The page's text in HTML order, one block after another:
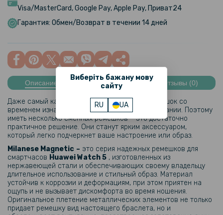
Виберіть бажану мову
сайту
RU UA
152 грн
179 грн
42mm
Visa/MasterCard, Google Pay, Apple Pay, Приват24
Гарантия: Обмен/Возврат в течении 14 дней
Описание Характеристики Отзывы (0)
Даже самый качественный оригинальный ремешок со
временем изнашивается при частом использовании. Поэтому
иметь несколько сменных ремешков – это достаточно
практичное решение. Они станут ярким аксессуаром,
который легко подчеркнет ваше настроение или образ.
Milanese Magnetic – это серия надежных ремешков для
смартчасов Huawei Watch 5 , изготовленных из
нержавеющей стали и обеспечивающих своему владельцу
длительное использование и стильный образ. Материал
устойчив к коррозии и деформациям, при этом приятен на
ощупь и не вызывает дискомфорта во время ношения.
Оригинальное плетение металлических элементов не только
придает ремешку вид настоящего браслета, но и